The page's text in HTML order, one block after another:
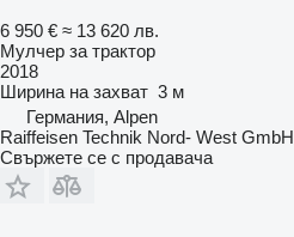
6 950 € ≈ 13 620 лв.
Мулчер за трактор
2018
Ширина на захват 3 м
Германия, Alpen
Raiffeisen Technik Nord- West GmbH
Свържете се с продавача